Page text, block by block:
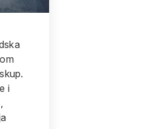
i